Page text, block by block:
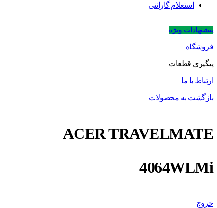
استعلام گارانتی
پیشنهادات ویژه
فروشگاه
پیگیری قطعات
ارتباط با ما
بازگشت به محصولات
ACER TRAVELMATE
4064WLMi
خروج